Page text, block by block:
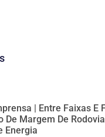
| Entre Faixas E
De Margem De
Energia